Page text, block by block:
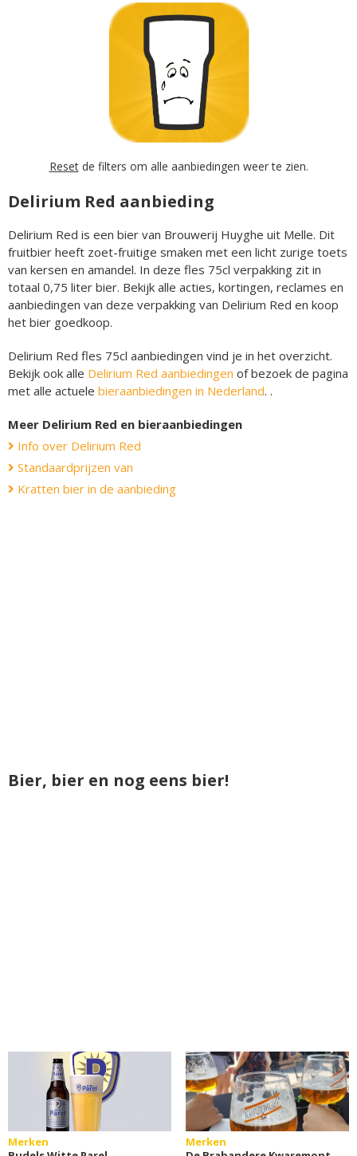
Resetde filters om alle aanbiedingen weer te zien.
Delirium Red aanbieding
Delirium Red is een bier van Brouwerij Huyghe uit Melle. Dit
fruitbier heeft zoet-fruitige smaken met een licht zurige toets
van kersen en amandel. In deze fles 75cl verpakking zit in
totaal 0,75 liter bier. Bekijk alle acties, kortingen, reclames en
aanbiedingen van deze verpakking van Delirium Red en koop
het bier goedkoop.
Delirium Red fles 75cl aanbiedingen vind je in het overzicht.
Bekijk ook alle Delirium Red aanbiedingen of bezoek de pagina
met alle actuele bieraanbiedingen in Nederland. .
Meer Delirium Red en bieraanbiedingen
Info over Delirium Red
Standaardprijzen van
Kratten bier in de aanbieding
Bier, bier en nog eens bier!
Merken
Merken